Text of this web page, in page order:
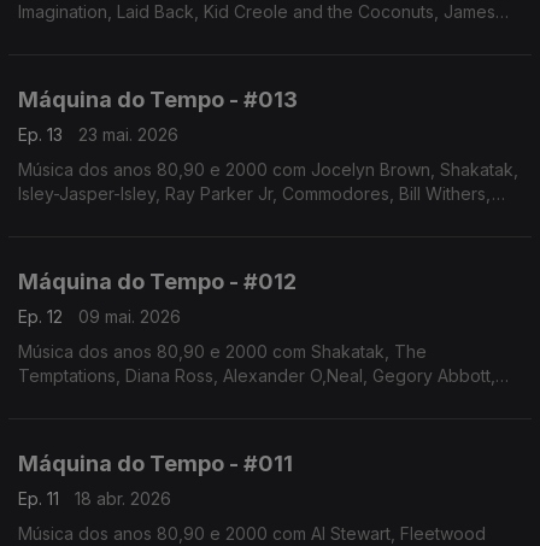
Imagination, Laid Back, Kid Creole and the Coconuts, James
Máquina do Tempo - #013
Ep. 13
23 mai. 2026
Música dos anos 80,90 e 2000 com Jocelyn Brown, Shakatak,
Isley-Jasper-Isley, Ray Parker Jr, Commodores, Bill Withers,
Máquina do Tempo - #012
Ep. 12
09 mai. 2026
Música dos anos 80,90 e 2000 com Shakatak, The
Temptations, Diana Ross, Alexander O,Neal, Gegory Abbott,
Máquina do Tempo - #011
Ep. 11
18 abr. 2026
Música dos anos 80,90 e 2000 com Al Stewart, Fleetwood